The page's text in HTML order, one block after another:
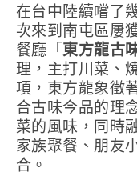
在台中陸續嚐了幾間不錯的粵菜和台菜之後，這
次來到南屯區屢
餐廳「東方龍古
理，主打川菜、
項，東方龍象徵
合古味今品的理
菜的風味，同時
家族聚餐、朋友
合。